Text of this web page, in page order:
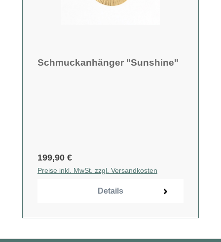
Schmuckanhänger "Sunshine"
199,90 €
Preise inkl. MwSt. zzgl. Versandkosten
Details